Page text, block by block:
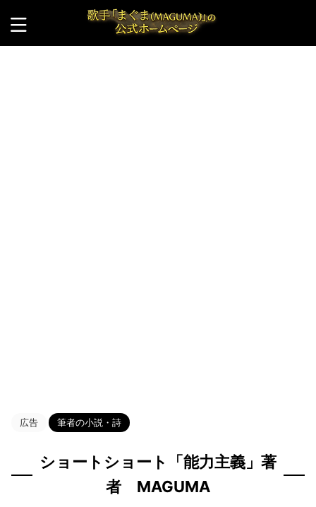
広告 筆者の小説・詩
ショートショート「能力主義」著
者 MAGUMA